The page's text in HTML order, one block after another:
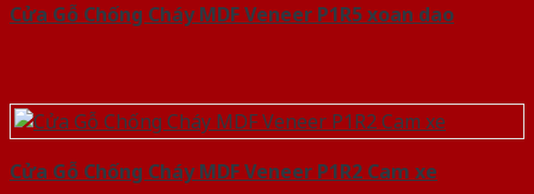
Cửa Gỗ Chống Cháy MDF Veneer P1R5 xoan dao
Cửa Gỗ Chống Cháy MDF Veneer P1R2 Cam xe